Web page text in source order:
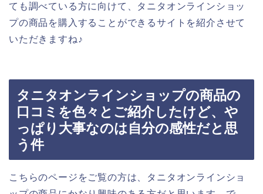
ても調べている方に向けて、タニタオンラインショッ
プの商品を購入することができるサイトを紹介させて
いただきますね♪
タニタオンラインショップの商品の
口コミを色々とご紹介したけど、や
っぱり大事なのは自分の感性だと思
う件
こちらのページをご覧の方は、タニタオンラインショ